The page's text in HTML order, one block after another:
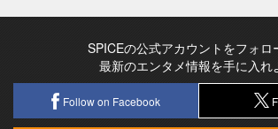
SPICEの公式アカウントをフォロ
最新のエンタメ情報を手に入れ
Follow on Facebook